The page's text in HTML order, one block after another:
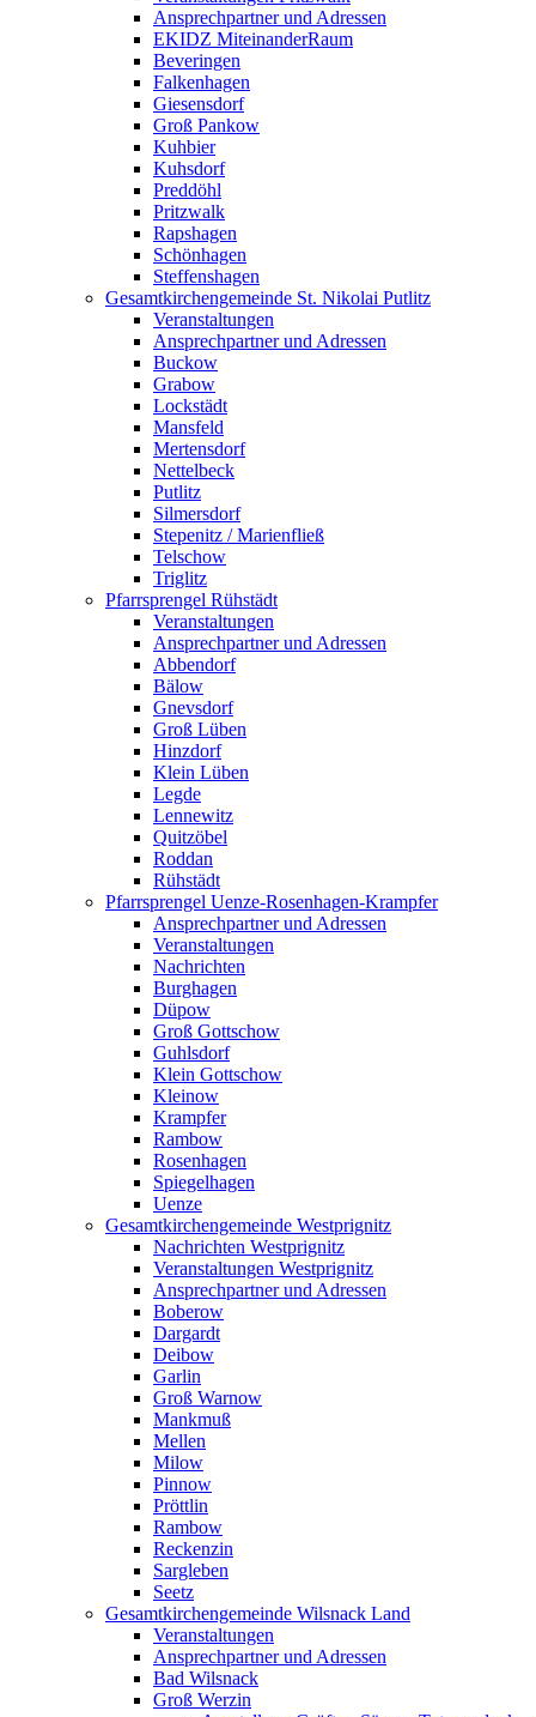
Ansprechpartner und Adressen
EKIDZ MiteinanderRaum
Beveringen
Falkenhagen
Giesensdorf
Groß Pankow
Kuhbier
Kuhsdorf
Preddöhl
Pritzwalk
Rapshagen
Schönhagen
Steffenshagen
Gesamtkirchengemeinde St. Nikolai Putlitz
Veranstaltungen
Ansprechpartner und Adressen
Buckow
Grabow
Lockstädt
Mansfeld
Mertensdorf
Nettelbeck
Putlitz
Silmersdorf
Stepenitz / Marienfließ
Telschow
Triglitz
Pfarrsprengel Rühstädt
Veranstaltungen
Ansprechpartner und Adressen
Abbendorf
Bälow
Gnevsdorf
Groß Lüben
Hinzdorf
Klein Lüben
Legde
Lennewitz
Quitzöbel
Roddan
Rühstädt
Pfarrsprengel Uenze-Rosenhagen-Krampfer
Ansprechpartner und Adressen
Veranstaltungen
Nachrichten
Burghagen
Düpow
Groß Gottschow
Guhlsdorf
Klein Gottschow
Kleinow
Krampfer
Rambow
Rosenhagen
Spiegelhagen
Uenze
Gesamtkirchengemeinde Westprignitz
Nachrichten Westprignitz
Veranstaltungen Westprignitz
Ansprechpartner und Adressen
Boberow
Dargardt
Deibow
Garlin
Groß Warnow
Mankmuß
Mellen
Milow
Pinnow
Pröttlin
Rambow
Reckenzin
Sargleben
Seetz
Gesamtkirchengemeinde Wilsnack Land
Veranstaltungen
Ansprechpartner und Adressen
Bad Wilsnack
Groß Werzin